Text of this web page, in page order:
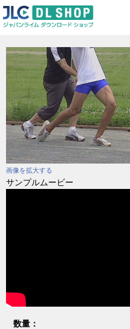
画像を拡大する
サンプルムービー
数量：